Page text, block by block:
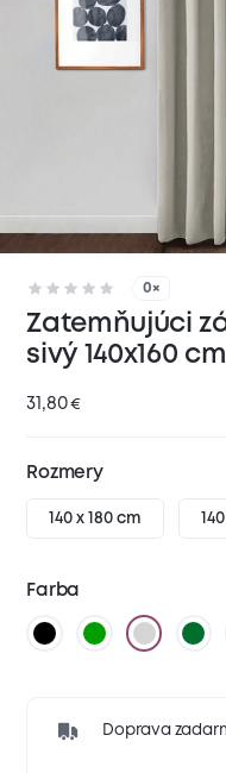
0×
Zatemňujúci
sivý 140x160
31,80€
Rozmery
140 x 180 cm
Farba
Doprava